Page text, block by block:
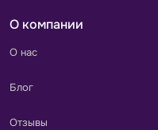
О компании
О нас
Блог
Отзывы